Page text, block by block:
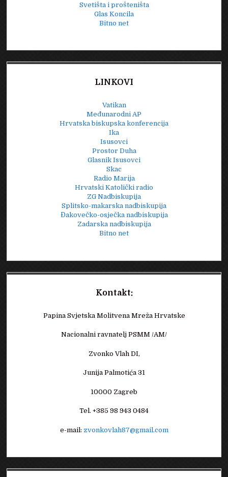
Svetišta i prošteništa
Glas Koncila
Bitno net
LINKOVI
Vatikan
Međunarodni AP
Hrvatska biskupska konferencija
Ika
Isusovci
Prostor Duha
Glasnik Isusovci
Skac
Radio Marija
Hrvatski Katolički radio
ZG Nadbiskupija
Splitsko-makarska nadbiskupija
Đakovečko-osječka nadbiskupija
Zadarska nadbiskupija
Bitno net
Kontakt:
Papina Svjetska Molitvena Mreža Hrvatske
Nacionalni ravnatelj PSMM /AM/
Zvonko Vlah DI,
Junija Palmotića 31
10000 Zagreb
Tel. +385 98 943 0484
e-mail: zvonkovlah87@gmail.com